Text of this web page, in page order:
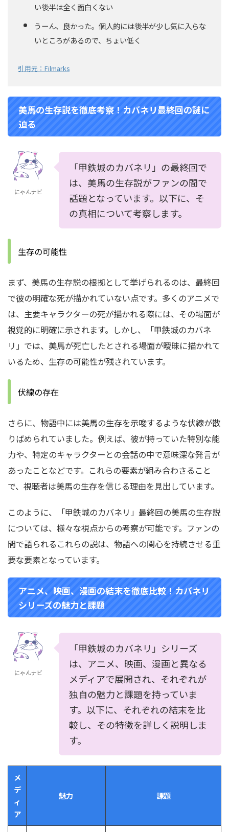
い後半は全く面白くない
うーん、良かった。個人的には後半が少し気に入らな
いところがあるので、ちょい低く
引用元：Filmarks
美馬の生存説を徹底考察！カバネリ最終回の謎に
迫る
にゃんナビ
「甲鉄城のカバネリ」の最終回で
は、美馬の生存説がファンの間で
話題となっています。以下に、そ
の真相について考察します。
生存の可能性
まず、美馬の生存説の根拠として挙げられるのは、最終回
で彼の明確な死が描かれていない点です。多くのアニメで
は、主要キャラクターの死が描かれる際には、その場面が
視覚的に明確に示されます。しかし、「甲鉄城のカバネ
リ」では、美馬が死亡したとされる場面が曖昧に描かれて
いるため、生存の可能性が残されています。
伏線の存在
さらに、物語中には美馬の生存を示唆するような伏線が散
りばめられていました。例えば、彼が持っていた特別な能
力や、特定のキャラクターとの会話の中で意味深な発言が
あったことなどです。これらの要素が組み合わさること
で、視聴者は美馬の生存を信じる理由を見出しています。
このように、「甲鉄城のカバネリ」最終回の美馬の生存説
については、様々な視点からの考察が可能です。ファンの
間で語られるこれらの説は、物語への関心を持続させる重
要な要素となっています。
アニメ、映画、漫画の結末を徹底比較！カバネリ
シリーズの魅力と課題
にゃんナビ
「甲鉄城のカバネリ」シリーズ
は、アニメ、映画、漫画と異なる
メディアで展開され、それぞれが
独自の魅力と課題を持っていま
す。以下に、それぞれの結末を比
較し、その特徴を詳しく説明しま
す。
メ
デ
ィ
ア
魅力 課題